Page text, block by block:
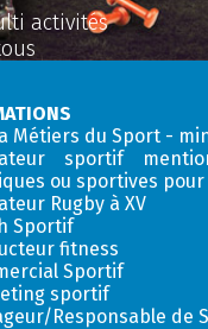
activités
Métiers du Sport -
sportif
ou sportives pour
Rugby à XV
Sportif
fitness
Sportif
sportif
Responsable de